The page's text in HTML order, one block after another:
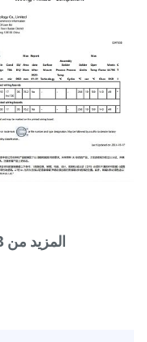
المزيد من PCB (